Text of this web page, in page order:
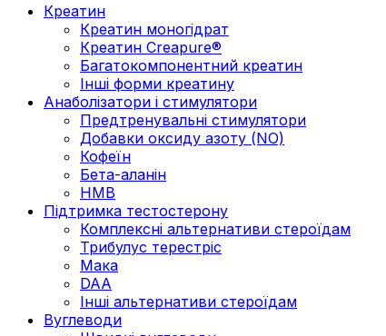
Креатин
Креатин моногідрат
Креатин Creapure®
Багатокомпонентний креатин
Інші форми креатину
Анаболізатори і стимулятори
Предтренувальні стимулятори
Добавки оксиду азоту (NO)
Кофеїн
Бета-аланін
HMB
Підтримка тестостерону
Комплексні альтернативи стероїдам
Трибулус терестріс
Мака
DAA
Інші альтернативи стероїдам
Вуглеводи